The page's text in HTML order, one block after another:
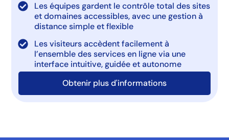
Les équipes gardent le contrôle total des sites
et domaines accessibles, avec une gestion à
distance simple et flexible
Les visiteurs accèdent facilement à
l’ensemble des services en ligne via une
interface intuitive, guidée et autonome
Obtenir plus d'informations